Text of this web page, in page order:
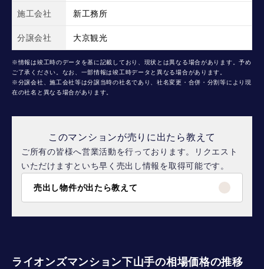
施工会社 新工務所
分譲会社 大京観光
※情報は竣工時のデータを基に記載しており、現状とは異なる場合があります。予め
ご了承ください。なお、一部情報は竣工時データと異なる場合があります。
※分譲会社、施工会社等は分譲当時の社名であり、社名変更・合併・分割等により現
在の社名と異なる場合があります。
このマンションが売りに出たら教えて
ご所有の皆様へ営業活動を行っております。リクエスト
いただけますといち早く売出し情報を取得可能です。
売出し物件が出たら教えて
ライオンズマンション下山手の相場価格の推移